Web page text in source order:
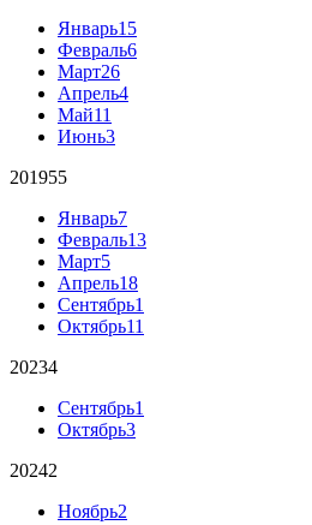
Январь15
Февраль6
Март26
Апрель4
Май11
Июнь3
201955
Январь7
Февраль13
Март5
Апрель18
Сентябрь1
Октябрь11
20234
Сентябрь1
Октябрь3
20242
Ноябрь2